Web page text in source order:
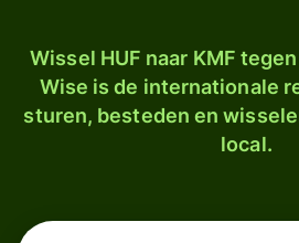
Wissel HUF naar KMF
Wise is de internationale
sturen, besteden en
local.